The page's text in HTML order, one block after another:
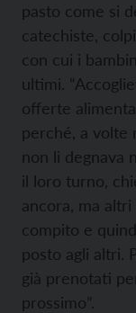
pasto come si
catechiste,
con cui i
ultimi.
offerte
perché, a volte
non li degnava
il loro turno,
ancora, ma
compito e
posto agli altri.
già prenotati
prossimo”.